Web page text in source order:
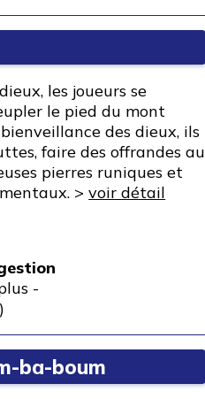
les joueurs se
le pied du mont
des dieux, ils
faire des offrandes au
pierres runiques et
>voir détail
-
ba-boum